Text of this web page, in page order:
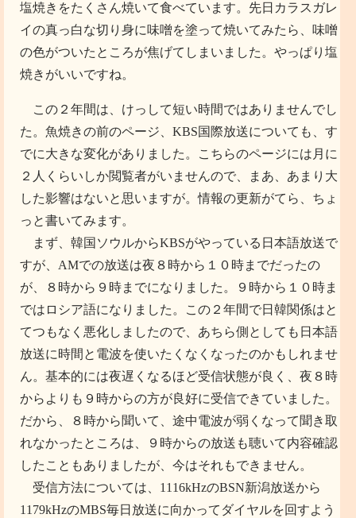
塩焼きをたくさん焼いて食べています。先日カラスガレ
イの真っ白な切り身に味噌を塗って焼いてみたら、味噌
の色がついたところが焦げてしまいました。やっぱり塩
焼きがいいですね。
この２年間は、けっして短い時間ではありませんでし
た。魚焼きの前のページ、KBS国際放送についても、す
でに大きな変化がありました。こちらのページには月に
２人くらいしか閲覧者がいませんので、まあ、あまり大
した影響はないと思いますが。情報の更新がてら、ちょ
っと書いてみます。
まず、韓国ソウルからKBSがやっている日本語放送で
すが、AMでの放送は夜８時から１０時までだったの
が、８時から９時までになりました。９時から１０時ま
ではロシア語になりました。この２年間で日韓関係はと
てつもなく悪化しましたので、あちら側としても日本語
放送に時間と電波を使いたくなくなったのかもしれませ
ん。基本的には夜遅くなるほど受信状態が良く、夜８時
からよりも９時からの方が良好に受信できていました。
だから、８時から聞いて、途中電波が弱くなって聞き取
れなかったところは、９時からの放送も聴いて内容確認
したこともありましたが、今はそれもできません。
受信方法については、1116kHzのBSN新潟放送から
1179kHzのMBS毎日放送に向かってダイヤルを回すよう